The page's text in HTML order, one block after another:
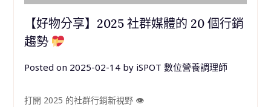
【好物分享】2025 社群媒體的 20 個行銷
趨勢
Posted on 2025-02-14by iSPOT 數位營養調理師
打開 2025 的社群行銷新視野 👁